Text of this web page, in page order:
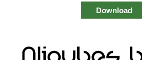
Download